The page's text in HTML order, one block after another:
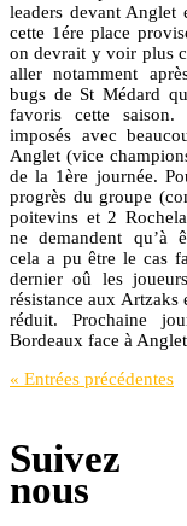
leaders devant Anglet
cette 1ére place
on devrait y voir plus
aller notamment
bugs de St Médard
favoris cette
imposés avec
Anglet (vice
de la 1ère journée.
progrès du groupe
poitevins et 2
ne demandent qu’à
cela a pu être le cas
dernier oû les
résistance aux
réduit. Prochaine
Bordeaux face à
« Entrées précédentes
Suivez
nous